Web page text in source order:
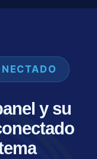
y su